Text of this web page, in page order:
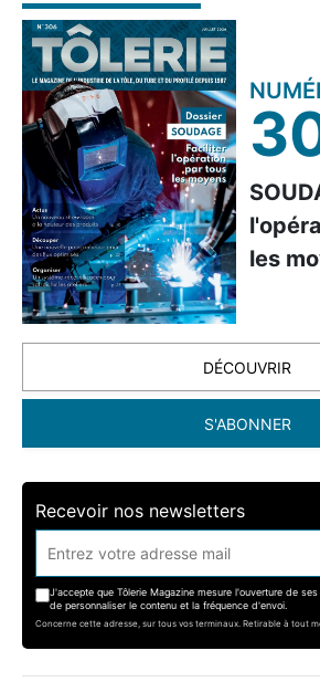
les
DÉCOUVRIR
S'ABONNER
Recevoir nos newsletters
J'accepte que Tôlerie Magazine mesure l'ouverture de
de personnaliser le contenu et la fréquence d'envoi.
Concerne cette adresse, sur tous vos terminaux. Retirable à tout